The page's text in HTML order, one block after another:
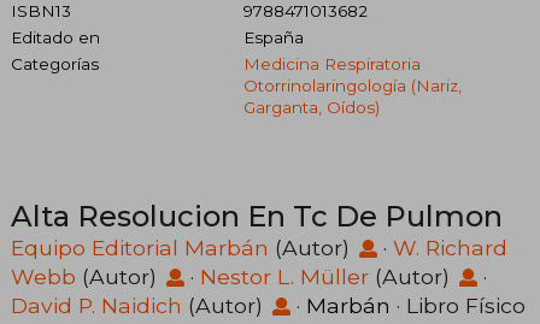
ISBN13
9788471013682
Editado en
España
Categorías
Medicina Respiratoria
Otorrinolaringología (nariz,
Garganta, Oídos)
Alta Resolucion En Tc De Pulmon
Equipo Editorial Marbán (Autor) · W. Richard
Webb (Autor) · Nestor L. Müller (Autor)
·
David P. Naidich (Autor) · Marbán · Libro Físico